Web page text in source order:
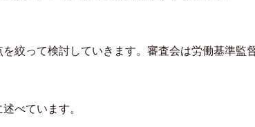
絞って検討していきます。審査会は労働基準監
べています。